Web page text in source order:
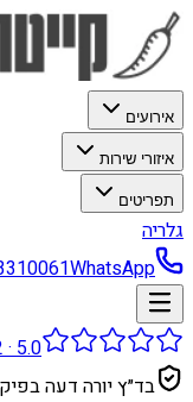
אירועים
איזורי שירות
תפריטים
גלריה
WhatsApp
5.0
·
בד״ץ יורה דעה